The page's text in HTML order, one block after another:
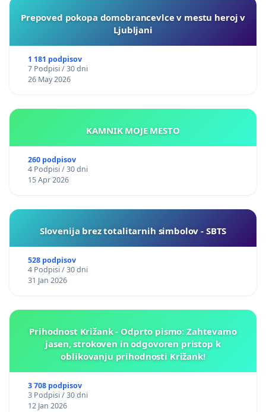
Prepoved pokopa domobrancevlce v mestu heroj v
Ljubljani
1 181 podpisov
7 Podpisi / 30 dni
26 May 2026
KAMNIK MOJE MESTO
260 podpisov
4 Podpisi / 30 dni
15 Apr 2026
Slovenija brez totalitarnih simbolov - SBTS
528 podpisov
4 Podpisi / 30 dni
31 Jan 2026
Prihodnost Križank - Odprto pismo: Zahtevamo
jasen, strokoven in odgovoren pristop k
oblikovanju prihodnosti Križank!
3 708 podpisov
3 Podpisi / 30 dni
12 Jan 2026